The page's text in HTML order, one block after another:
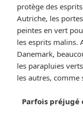
protège des
Autriche, les
peintes en vert
les esprits malins.
Danemark,
les parapluies
les autres, comme
Parfois